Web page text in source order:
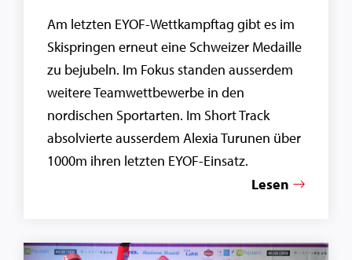
Am letzten EYOF-Wettkampftag gibt es im
Skispringen erneut eine Schweizer Medaille
zu bejubeln. Im Fokus standen ausserdem
weitere Teamwettbewerbe in den
nordischen Sportarten. Im Short Track
absolvierte ausserdem Alexia Turunen über
1000m ihren letzten EYOF-Einsatz.
Lesen